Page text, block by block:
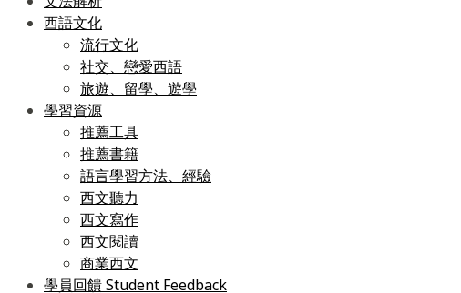
西語文化
流行文化
社交、戀愛西語
旅遊、留學、遊學
學習資源
推薦工具
推薦書籍
語言學習方法、經驗
西文聽力
西文寫作
西文閱讀
商業西文
學員回饋 Student Feedback